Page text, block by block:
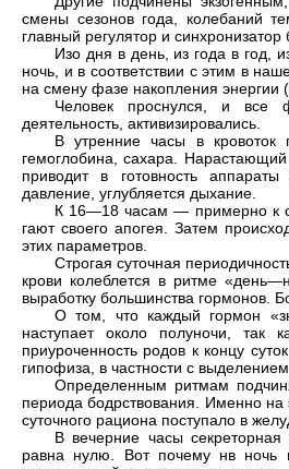
смены сезонов года, колебаний
главный регулятор и
Изо дня в день, из года в год,
ночь, и в соответствии с этим в
на смену фазе накопления энергии
Человек проснулся, и все
деятельность, активизировались.
В утренние часы в кровоток
гемоглоби­на, сахара. Нарастающий
приводит в готовность
давление, углубляется дыхание.
К 16—18 часам — примерно к
гают своего апогея. Затем
этих параметров.
Строгая суточная
крови колеблется в ритме
выработку большинства гормонов.
О том, что каждый гормон
наступает около полуночи,
приуроченность родов к концу
гипофиза, в частности с
Определенным ритмам
пери­ода бодрствования. Именно
су­точного рациона поступало в
В вечерние часы
равна нулю. Вот почему нв